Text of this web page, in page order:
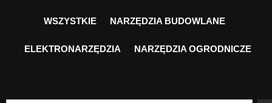
WSZYSTKIE NARZĘDZIA BUDOWLANE
ELEKTRONARZĘDZIA NARZĘDZIA OGRODNICZE